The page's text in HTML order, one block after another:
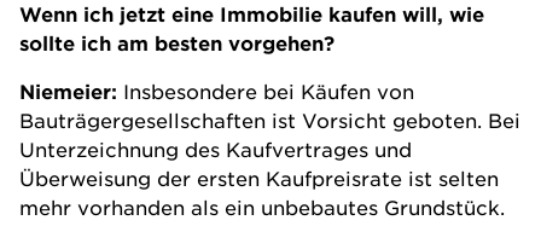
Wenn ich jetzt eine Immobilie kaufen will, wie
sollte ich am besten vorgehen?
Niemeier: Insbesondere bei Käufen von
Bauträgergesellschaften ist Vorsicht geboten. Bei
Unterzeichnung des Kaufvertrages und
Überweisung der ersten Kaufpreisrate ist selten
mehr vorhanden als ein unbebautes Grundstück.